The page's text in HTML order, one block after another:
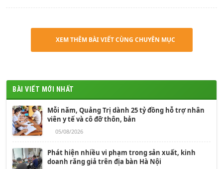
XEM THÊM BÀI VIẾT CÙNG CHUYÊN MỤC
BÀI VIẾT MỚI NHẤT
Mỗi năm, Quảng Trị dành 25 tỷ đồng hỗ trợ nhân
viên y tế và cô đỡ thôn, bản
05/08/2026
Phát hiện nhiều vi phạm trong sản xuất, kinh
doanh răng giả trên địa bàn Hà Nội